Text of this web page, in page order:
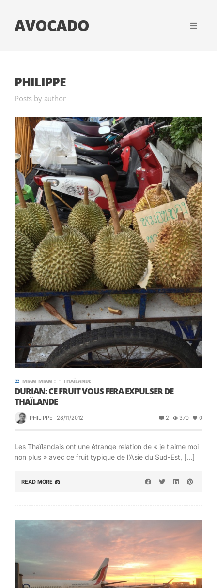
AVOCADO
PHILIPPE
Posts by author
MIAM MIAM ! THAÏLANDE
DURIAN: CE FRUIT VOUS FERA EXPULSER DE
THAÏLANDE
PHILIPPE 28/11/2012 2 370 0
Les Thaïlandais ont une étrange relation de « je t’aime moi
non plus » avec ce fruit typique de l’Asie du Sud-Est, […]
READ MORE